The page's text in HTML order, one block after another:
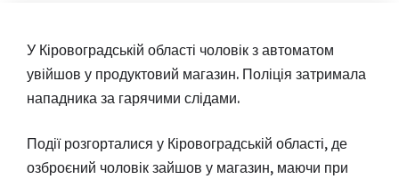
У Кіровоградській області чоловік з автоматом
увійшов у продуктовий магазин. Поліція затримала
нападника за гарячими слідами.
Події розгорталися у Кіровоградській області, де
озброєний чоловік зайшов у магазин, маючи при